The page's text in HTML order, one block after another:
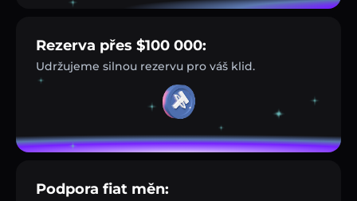
Rezerva přes $100 000:
Udržujeme silnou rezervu pro váš klid.
Podpora fiat měn: